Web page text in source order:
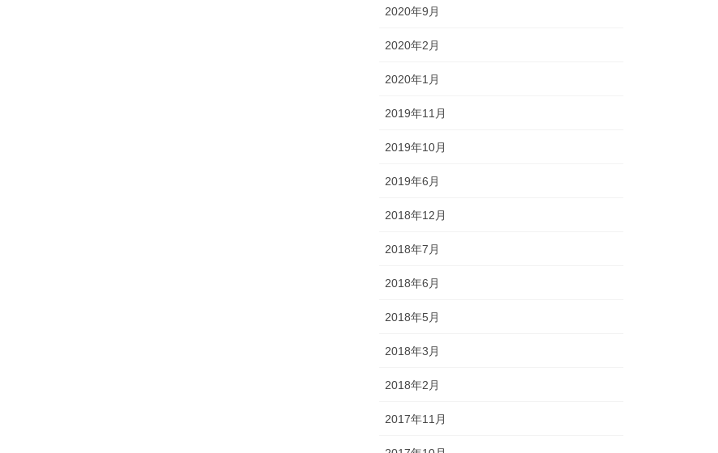
2020年9月
2020年2月
2020年1月
2019年11月
2019年10月
2019年6月
2018年12月
2018年7月
2018年6月
2018年5月
2018年3月
2018年2月
2017年11月